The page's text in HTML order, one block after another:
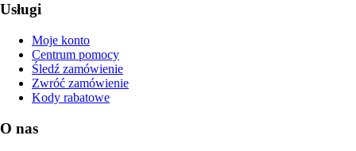
Usługi
Moje konto
Centrum pomocy
Śledź zamówienie
Zwróć zamówienie
Kody rabatowe
O nas